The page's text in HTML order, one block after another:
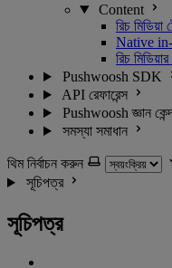
Content
রিচ মিডিয়া
Native
রিচ
Pushwoosh SDK
API রেফারেন্স
Pushwoosh জ্ঞান
সমস্যা সমাধান
থিম নির্বাচন করুন
সূচিপত্র
সূচিপত্র